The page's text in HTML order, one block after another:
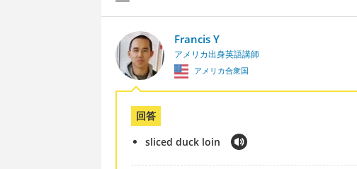
Francis Y
アメリカ出身英語講師
アメリカ合衆国
回答
sliced duck loin